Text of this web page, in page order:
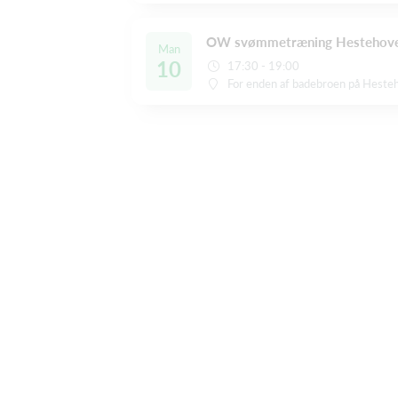
Man
10
OW svømmetræning
17:30 - 19:00
For enden af badebroen på